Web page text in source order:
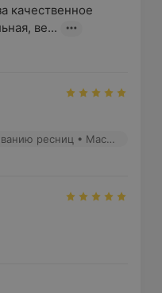
качественное
ве...
Белоусова П. - Бровист • Визажист • Мастер по ламинированию ресниц • Мастер перманентного макияжа